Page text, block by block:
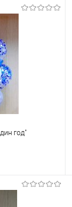
заказ
год"